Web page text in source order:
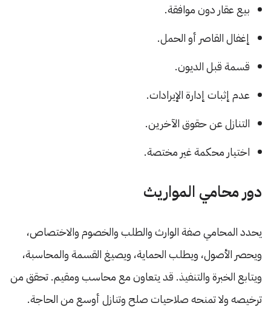
بيع عقار دون موافقة.
إغفال القاصر أو الحمل.
قسمة قبل الديون.
عدم إثبات إدارة الإيرادات.
التنازل عن حقوق الآخرين.
اختيار محكمة غير مختصة.
دور محامي المواريث
يحدد المحامي صفة الوارث والطلب والخصوم والاختصاص،
ويحصر الأصول، ويطلب الحماية، ويصيغ القسمة والمحاسبة،
ويتابع الخبرة والتنفيذ. قد يتعاون مع محاسب ومقيم. تحقق من
ترخيصه ولا تمنحه صلاحيات صلح وتنازل أوسع من الحاجة.